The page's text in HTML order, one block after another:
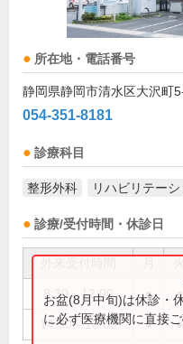
所在地・電話番号
静岡県静岡市清水区大沢町
054-351-8181
診療科目
整形外科 リハビリテー
診療/受付時間・休診日
8:30～12:00 ● ●
14:30～18:00 ● ●
お盆(8月中旬)は休診・
に必ず医療機関に直接ご